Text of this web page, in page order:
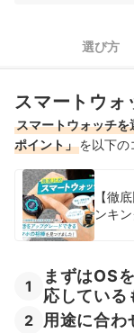
電池式スマートウ
電池式スマートウォ
選び方
スマートウォ
スマートウォッチ
ポイント」を以下の
【徹
ンキ
1
まずはOS
応している
2 用途に合わ